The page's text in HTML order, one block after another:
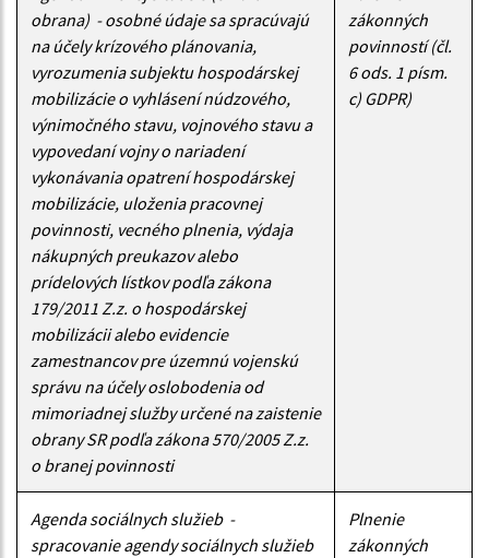
obrana) - osobné údaje sa spracúvajú
na účely krízového plánovania,
vyrozumenia subjektu hospodárskej
mobilizácie o vyhlásení núdzového,
výnimočného stavu, vojnového stavu a
vypovedaní vojny o nariadení
vykonávania opatrení hospodárskej
mobilizácie, uloženia pracovnej
povinnosti, vecného plnenia, výdaja
nákupných preukazov alebo
prídelových lístkov podľa zákona
179/2011 Z.z. o hospodárskej
mobilizácii alebo evidencie
zamestnancov pre územnú vojenskú
správu na účely oslobodenia od
mimoriadnej služby určené na zaistenie
obrany SR podľa zákona 570/2005 Z.z.
o branej povinnosti
zákonných
povinností (čl.
6 ods. 1 písm.
c) GDPR)
Agenda sociálnych služieb -
spracovanie agendy sociálnych služieb
Plnenie
zákonných